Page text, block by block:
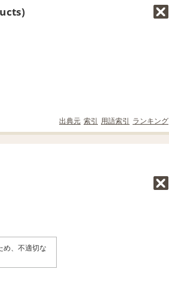
出典元 索引 用語索引 ランキング
め、不適切な